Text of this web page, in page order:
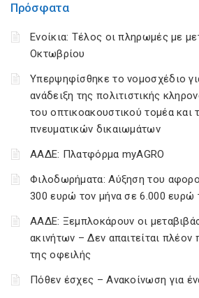
Πρόσφατα
Ενοίκια: Τέλος οι πληρωμές με
Οκτωβρίου
Υπερψηφίσθηκε το νομοσχέδιο
ανάδειξη της πολιτιστικής
του οπτικοακουστικού τομέα και
πνευματικών δικαιωμάτων
ΑΑΔΕ: Πλατφόρμα myAGRO
Φιλοδωρήματα: Αύξηση του
300 ευρώ τον μήνα σε 6.000 ευρώ
ΑΑΔΕ: Ξεμπλοκάρουν οι
ακινήτων – Δεν απαιτείται
της οφειλής
Πόθεν έσχες – Ανακοίνωση για